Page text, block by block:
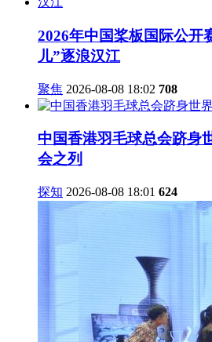
2026年中国桨板国际公开
儿”逐浪汉江
聚焦 2026-08-08 18:02 708
中国香港羽毛球总会跻身
会之列
探知 2026-08-08 18:01 624